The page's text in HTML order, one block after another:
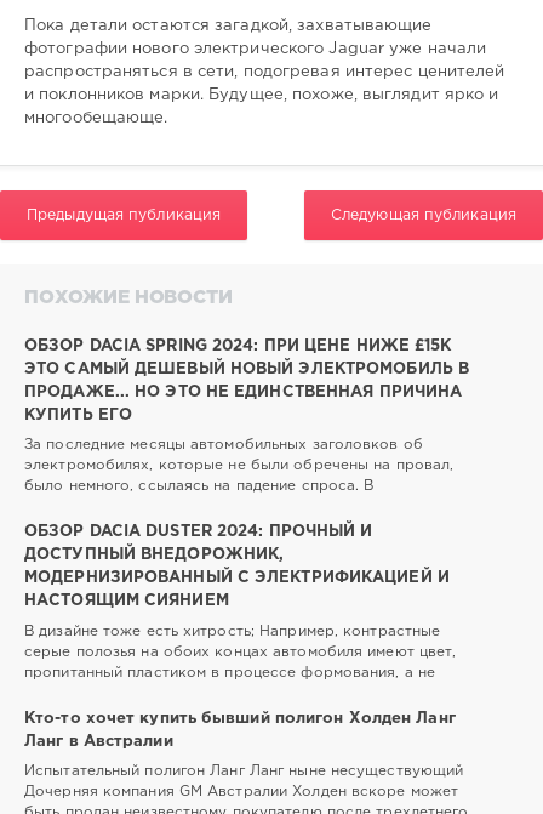
Пока детали остаются загадкой, захватывающие
фотографии нового электрического Jaguar уже начали
распространяться в сети, подогревая интерес ценителей
и поклонников марки. Будущее, похоже, выглядит ярко и
многообещающе.
Предыдущая публикация Следующая публикация
ПОХОЖИЕ НОВОСТИ
ОБЗОР DACIA SPRING 2024: ПРИ ЦЕНЕ НИЖЕ £15K
ЭТО САМЫЙ ДЕШЕВЫЙ НОВЫЙ ЭЛЕКТРОМОБИЛЬ В
ПРОДАЖЕ... НО ЭТО НЕ ЕДИНСТВЕННАЯ ПРИЧИНА
КУПИТЬ ЕГО
За последние месяцы автомобильных заголовков об
электромобилях, которые не были обречены на провал,
было немного, ссылаясь на падение спроса. В
ОБЗОР DACIA DUSTER 2024: ПРОЧНЫЙ И
ДОСТУПНЫЙ ВНЕДОРОЖНИК,
МОДЕРНИЗИРОВАННЫЙ С ЭЛЕКТРИФИКАЦИЕЙ И
НАСТОЯЩИМ СИЯНИЕМ
В дизайне тоже есть хитрость; Например, контрастные
серые полозья на обоих концах автомобиля имеют цвет,
пропитанный пластиком в процессе формования, а не
Кто-то хочет купить бывший полигон Холден Ланг
Ланг в Австралии
Испытательный полигон Ланг Ланг ныне несуществующий
Дочерняя компания GM Австралии Холден вскоре может